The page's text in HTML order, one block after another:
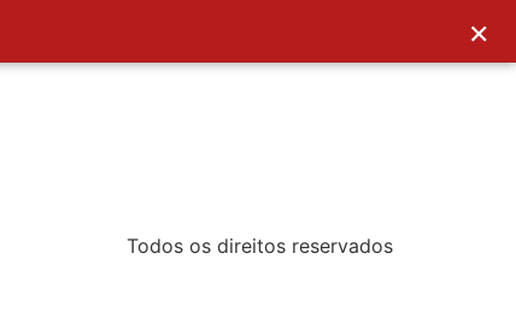
Todos os direitos reservados
×